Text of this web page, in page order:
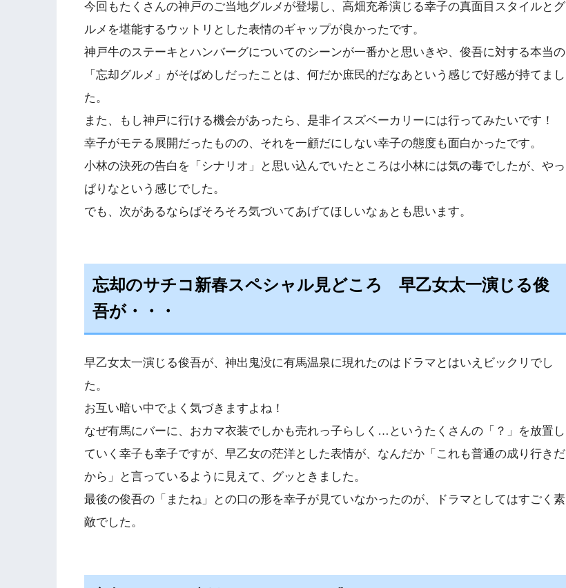
今回もたくさんの神戸のご当地グルメが登場し、高畑充希演じる幸子の真面目スタイルとグ
ルメを堪能するウットリとした表情のギャップが良かったです。
神戸牛のステーキとハンバーグについてのシーンが一番かと思いきや、俊吾に対する本当の
「忘却グルメ」がそばめしだったことは、何だか庶民的だなあという感じで好感が持てまし
た。
また、もし神戸に行ける機会があったら、是非イスズベーカリーには行ってみたいです！
幸子がモテる展開だったものの、それを一顧だにしない幸子の態度も面白かったです。
小林の決死の告白を「シナリオ」と思い込んでいたところは小林には気の毒でしたが、やっ
ぱりなという感じでした。
でも、次があるならばそろそろ気づいてあげてほしいなぁとも思います。
忘却のサチコ新春スペシャル見どころ 早乙女太一演じる俊
吾が・・・
早乙女太一演じる俊吾が、神出鬼没に有馬温泉に現れたのはドラマとはいえビックリでし
た。
お互い暗い中でよく気づきますよね！
なぜ有馬にバーに、おカマ衣装でしかも売れっ子らしく…というたくさんの「？」を放置し
ていく幸子も幸子ですが、早乙女の茫洋とした表情が、なんだか「これも普通の成り行きだ
から」と言っているように見えて、グッときました。
最後の俊吾の「またね」との口の形を幸子が見ていなかったのが、ドラマとしてはすごく素
敵でした。